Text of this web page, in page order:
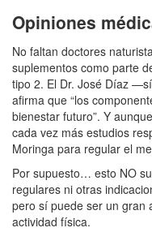
Opiniones
No faltan doctores
suplementos como parte
tipo 2. El Dr. José Díaz
afirma que “los
bienestar futuro”. Y
cada vez más estudios
Moringa para regular el
Por supuesto… esto NO
regulares ni otras
pero sí puede ser un gran
actividad física.